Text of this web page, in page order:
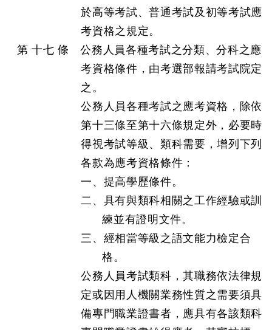
於高等考試、普通考試及初等考試應
考資格之規定。
第 十七 條 公務人員各種考試之分類、分科之應
考資格條件，由考選部報請考試院定
之。
公務人員各種考試之應考資格，除依
第十三條至第十六條規定外，必要時
得視考試等級、類科需要，增列下列
各款為應考資格條件：
一、提高學歷條件。
二、具有與類科相關之工作經驗或訓
練並有證明文件。
三、經相當等級之語文能力檢定合
格。
公務人員考試類科，其職務依法律規
定或因用人機關業務性質之需要須具
備專門職業證書者，應具有各該類科